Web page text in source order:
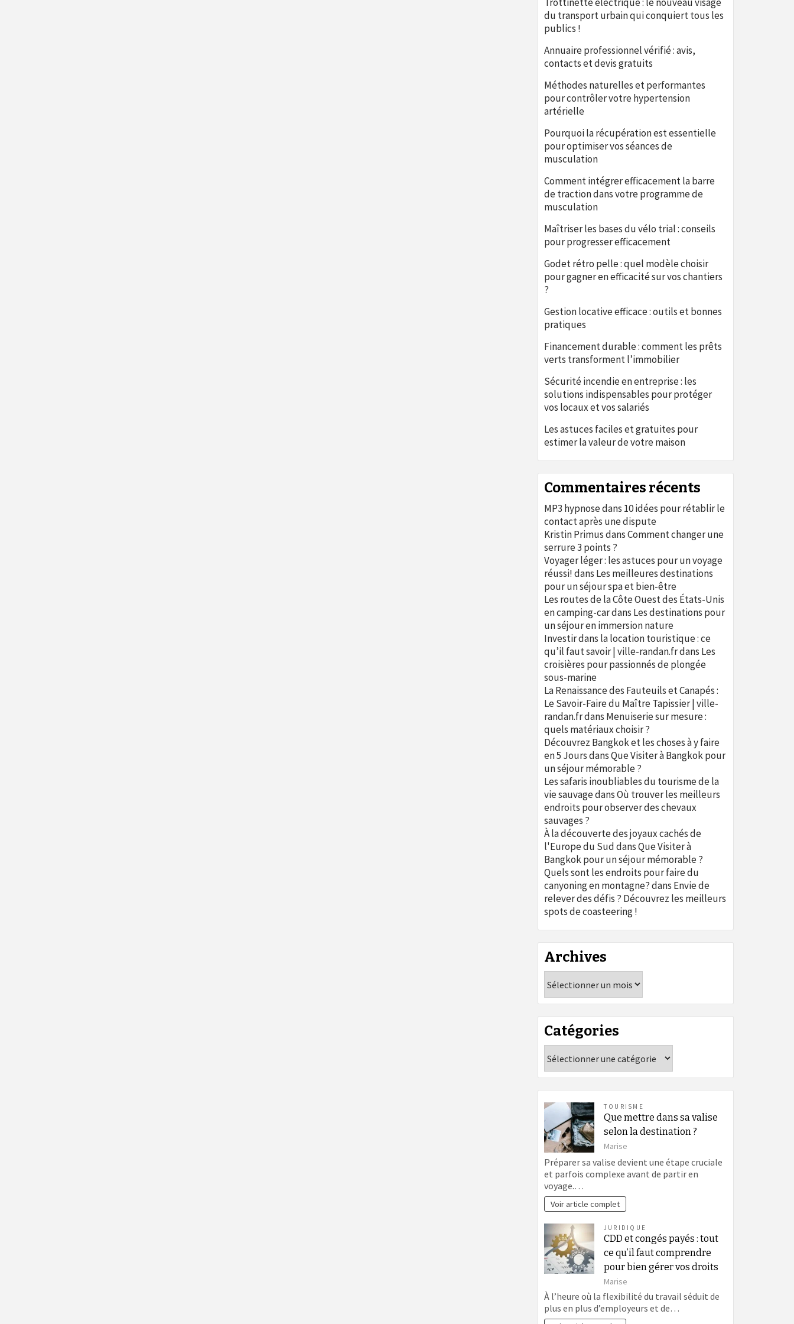
du transport urbain qui conquiert tous les
publics !
Annuaire professionnel vérifié : avis,
contacts et devis gratuits
Méthodes naturelles et performantes
pour contrôler votre hypertension
artérielle
Pourquoi la récupération est essentielle
pour optimiser vos séances de
musculation
Comment intégrer efficacement la barre
de traction dans votre programme de
musculation
Maîtriser les bases du vélo trial : conseils
pour progresser efficacement
Godet rétro pelle : quel modèle choisir
pour gagner en efficacité sur vos chantiers
?
Gestion locative efficace : outils et bonnes
pratiques
Financement durable : comment les prêts
verts transforment l’immobilier
Sécurité incendie en entreprise : les
solutions indispensables pour protéger
vos locaux et vos salariés
Les astuces faciles et gratuites pour
estimer la valeur de votre maison
Commentaires récents
MP3 hypnosedans 10 idées pour rétablir le
contact après une dispute
Kristin PrimusdansComment changer une
serrure 3 points ?
Voyager léger : les astuces pour un voyage
réussi!dans Les meilleures destinations
pour un séjour spa et bien-être
Les routes de la Côte Ouest des États-Unis
en camping-cardans Les destinations pour
un séjour en immersion nature
Investir dans la location touristique : ce
qu’il faut savoir | ville-randan.frdans Les
croisières pour passionnés de plongée
sous-marine
La Renaissance des Fauteuils et Canapés :
Le Savoir-Faire du Maître Tapissier | ville-
randan.frdans Menuiserie sur mesure :
quels matériaux choisir ?
Découvrez Bangkok et les choses à y faire
en 5 JoursdansQue Visiter à Bangkok pour
un séjour mémorable ?
Les safaris inoubliables du tourisme de la
vie sauvagedansOù trouver les meilleurs
endroits pour observer des chevaux
sauvages ?
À la découverte des joyaux cachés de
l'Europe du SuddansQue Visiter à
Bangkok pour un séjour mémorable ?
Quels sont les endroits pour faire du
canyoning en montagne?dans Envie de
relever des défis ? Découvrez les meilleurs
spots de coasteering !
Archives
Catégories
TOURISME
Que mettre dans sa valise
selon la destination ?
Marise
Préparer sa valise devient une étape cruciale
et parfois complexe avant de partir en
voyage.…
Voir article complet
JURIDIQUE
CDD et congés payés : tout
ce qu’il faut comprendre
pour bien gérer vos droits
Marise
À l’heure où la flexibilité du travail séduit de
plus en plus d’employeurs et de…